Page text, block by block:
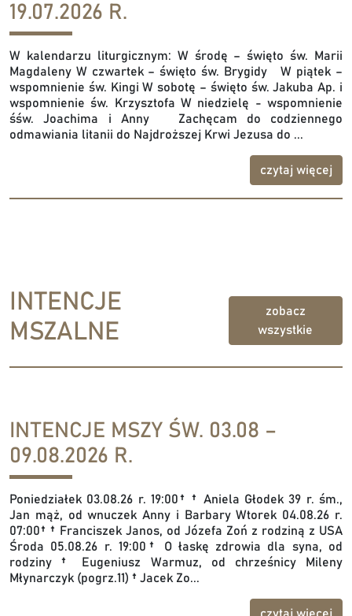
19.07.2026 R.
W kalendarzu liturgicznym: W środę – święto św. Marii
Magdaleny W czwartek – święto św. Brygidy W piątek –
wspomnienie św. Kingi W sobotę – święto św. Jakuba Ap. i
wspomnienie św. Krzysztofa W niedzielę - wspomnienie
śśw. Joachima i Anny Zachęcam do codziennego
odmawiania litanii do Najdroższej Krwi Jezusa do ...
czytaj więcej
INTENCJE
MSZALNE
zobacz
wszystkie
INTENCJE MSZY ŚW. 03.08 –
09.08.2026 R.
Poniedziałek 03.08.26 r. 19:00† † Aniela Głodek 39 r. śm.,
Jan mąż, od wnuczek Anny i Barbary Wtorek 04.08.26 r.
07:00† † Franciszek Janos, od Józefa Zoń z rodziną z USA
Środa 05.08.26 r. 19:00† O łaskę zdrowia dla syna, od
rodziny † Eugeniusz Warmuz, od chrześnicy Mileny
Młynarczyk (pogrz.11) † Jacek Zo...
czytaj więcej